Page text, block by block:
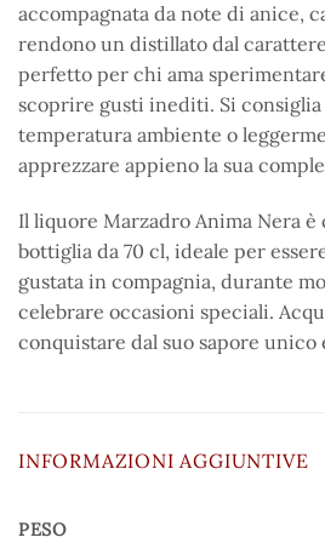
accompagnata da note di anice,
rendono un distillato dal
perfetto per chi ama
scoprire gusti inediti. Si
temperatura ambiente o
apprezzare appieno la sua
Il liquore Marzadro Anima Nera
bottiglia da 70 cl, ideale per
gustata in compagnia, durante
celebrare occasioni speciali.
conquistare dal suo sapore
INFORMAZIONI AGGIUNTIVE
PESO